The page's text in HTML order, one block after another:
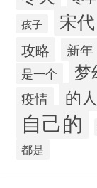
孩子 宋代
攻略 新年
是一个 梦
疫情 的人
自己的
都是